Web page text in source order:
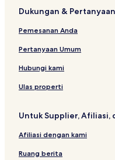
Dukungan &
Pemesanan Anda
Pertanyaan Umum
Hubungi kami
Ulas properti
Untuk Supplier, Afiliasi,
Afiliasi dengan kami
Ruang berita